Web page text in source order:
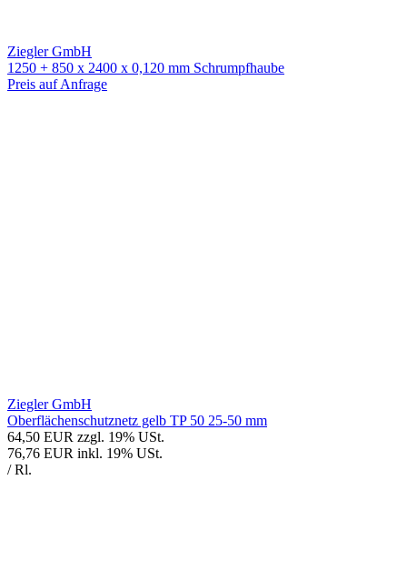
Ziegler GmbH
1250 + 850 x 2400 x 0,120 mm Schrumpfhaube
Preis auf Anfrage
Ziegler GmbH
Oberflächenschutznetz gelb TP 50 25-50 mm
64,50 EUR zzgl. 19% USt.
76,76 EUR inkl. 19% USt.
/ Rl.